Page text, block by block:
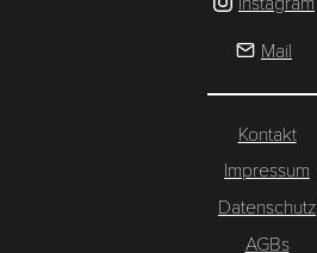
Mail
Kontakt
Impressum
Datenschutz
AGBs